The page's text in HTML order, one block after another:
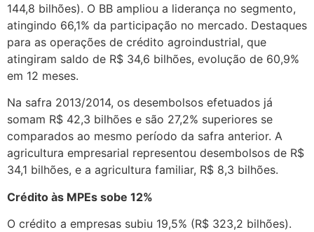
144,8 bilhões). O BB ampliou a liderança no segmento,
atingindo 66,1% da participação no mercado. Destaques
para as operações de crédito agroindustrial, que
atingiram saldo de R$ 34,6 bilhões, evolução de 60,9%
em 12 meses.
Na safra 2013/2014, os desembolsos efetuados já
somam R$ 42,3 bilhões e são 27,2% superiores se
comparados ao mesmo período da safra anterior. A
agricultura empresarial representou desembolsos de R$
34,1 bilhões, e a agricultura familiar, R$ 8,3 bilhões.
Crédito às MPEs sobe 12%
O crédito a empresas subiu 19,5% (R$ 323,2 bilhões).